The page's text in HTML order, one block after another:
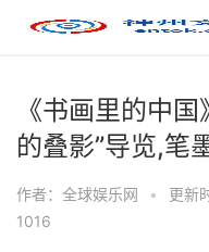
《书画里的中
的叠影”导览,笔
作者：全球娱乐网 • 更新
1016